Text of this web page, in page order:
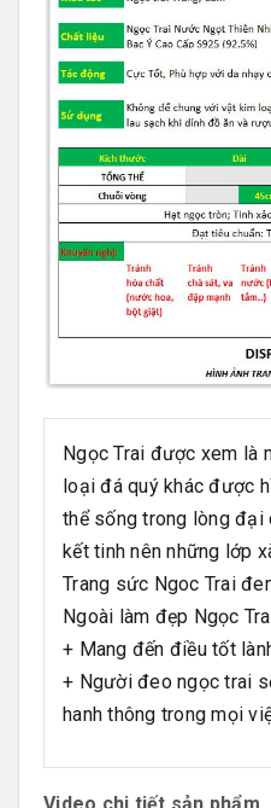
Ngọc Trai được xem là
loại đá quý khác được
thể sống trong lòng đại
kết tinh nên những lớp
Trang sức Ngoc Trai
Ngoài làm đẹp Ngọc
+ Mang đến điều tốt
+ Người đeo ngọc trai
hanh thông trong mọi